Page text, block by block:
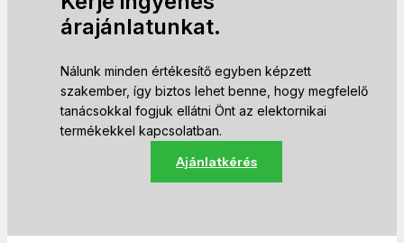
árajánlatunkat.
Nálunk minden értékesítő egyben képzett
szakember, így biztos lehet benne, hogy megfelelő
tanácsokkal fogjuk ellátni Önt az elektornikai
termékekkel kapcsolatban.
Ajánlatkérés